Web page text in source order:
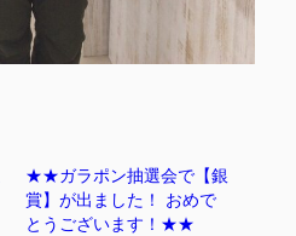
★★ガラポン抽選会で【銀
賞】が出ました！ おめで
とうございます！★★